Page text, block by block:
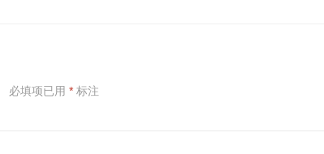
必填项已用 * 标注